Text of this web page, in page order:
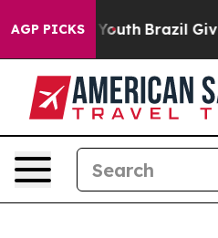
AGP PICKS
to Youth Brazil Gives